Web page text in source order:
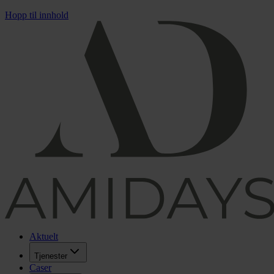
Hopp til innhold
Aktuelt
Tjenester
Caser